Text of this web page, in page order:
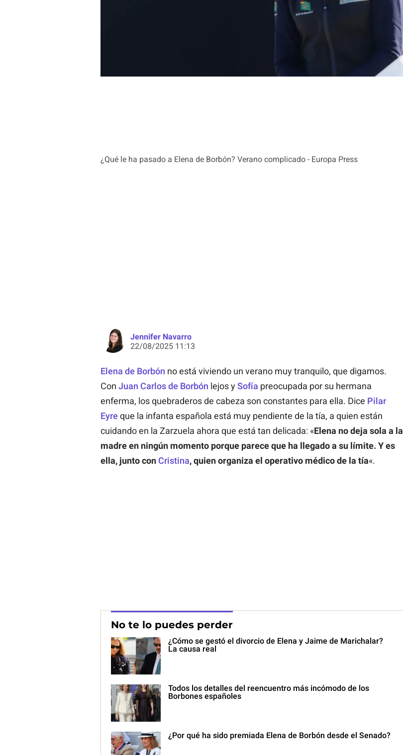
¿Qué le ha pasado a Elena de Borbón? Verano complicado - Europa Press
Jennifer Navarro
22/08/2025 11:13
Elena de Borbón no está viviendo un verano muy tranquilo, que digamos.
Con Juan Carlos de Borbón lejos y Sofía preocupada por su hermana
enferma, los quebraderos de cabeza son constantes para ella. Dice Pilar
Eyre que la infanta española está muy pendiente de la tía, a quien están
cuidando en la Zarzuela ahora que está tan delicada: «Elena no deja sola a la
madre en ningún momento porque parece que ha llegado a su límite. Y es
ella, junto con Cristina, quien organiza el operativo médico de la tía«.
No te lo puedes perder
¿Cómo se gestó el divorcio de Elena y Jaime de Marichalar?
La causa real
Todos los detalles del reencuentro más incómodo de los
Borbones españoles
¿Por qué ha sido premiada Elena de Borbón desde el Senado?